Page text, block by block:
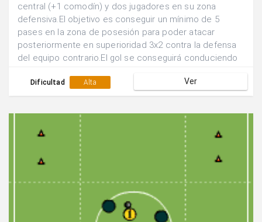
central (+1 comodín) y dos jugadores en su zona
defensiva.El objetivo es conseguir un mínimo de 5
pases en la zona de posesión para poder atacar
posteriormente en superioridad 3x2 contra la defensa
del equipo contrario.El gol se conseguirá conduciendo
Dificultad Alta Ver